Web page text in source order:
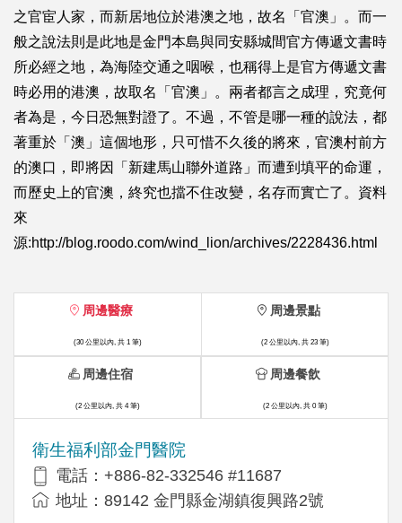
之官宦人家，而新居地位於港澳之地，故名「官澳」。而一
般之說法則是此地是金門本島與同安縣城間官方傳遞文書時
所必經之地，為海陸交通之咽喉，也稱得上是官方傳遞文書
時必用的港澳，故取名「官澳」。兩者都言之成理，究竟何
者為是，今日恐無對證了。不過，不管是哪一種的說法，都
著重於「澳」這個地形，只可惜不久後的將來，官澳村前方
的澳口，即將因「新建馬山聯外道路」而遭到填平的命運，
而歷史上的官澳，終究也擋不住改變，名存而實亡了。資料
來
源:http://blog.roodo.com/wind_lion/archives/2228436.html
周邊醫療
(30 公里以內, 共 1 筆)
衛生福利部金門醫院
電話：+886-82-332546 #11687
地址：89142 金門縣金湖鎮復興路2號
周邊景點
(2 公里以內, 共 23 筆)
周邊住宿
(2 公里以內, 共 4 筆)
周邊餐飲
(2 公里以內, 共 0 筆)